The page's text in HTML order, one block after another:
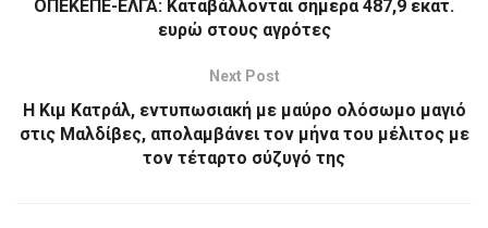
ΟΠΕΚΕΠΕ-ΕΛΓΑ: Καταβάλλονται σήμερα 487,9 εκατ.
ευρώ στους αγρότες
Next Post
Η Κιμ Κατράλ, εντυπωσιακή με μαύρο ολόσωμο μαγιό
στις Μαλδίβες, απολαμβάνει τον μήνα του μέλιτος με
τον τέταρτο σύζυγό της